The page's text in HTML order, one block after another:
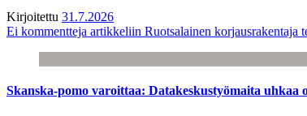
Kirjoitettu 31.7.2026
Ei kommentteja artikkeliin Ruotsalainen korjausrakentaja
Skanska-pomo varoittaa: Datakeskustyömaita uhkaa